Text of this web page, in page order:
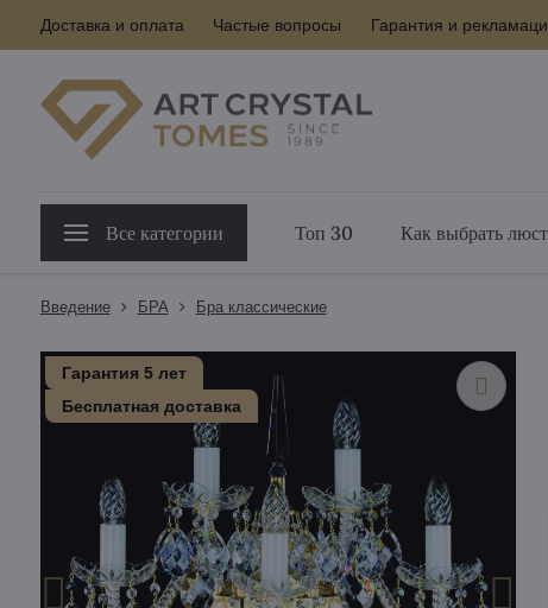
Доставка и оплата Частые вопросы Гарантия и
Все категории Топ 30 Как выбрать
Введение БPA Бра классические
Гарантия 5 лет
Бесплатная доставка